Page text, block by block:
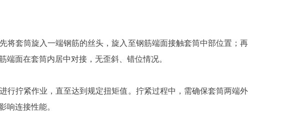
将套筒旋入一端钢筋的丝头，旋入至钢筋端面接触套筒中部位置；再
面在套筒内居中对接，无歪斜、错位情况。
行拧紧作业，直至达到规定扭矩值。拧紧过程中，需确保套筒两端外
响连接性能。